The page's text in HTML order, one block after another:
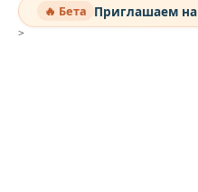
🔥 Бета Приглашаем
>